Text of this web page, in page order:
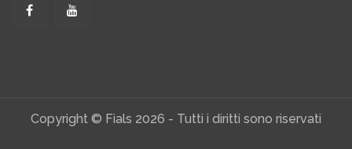
Copyright © Fials 2026 - Tutti i diritti sono riservati